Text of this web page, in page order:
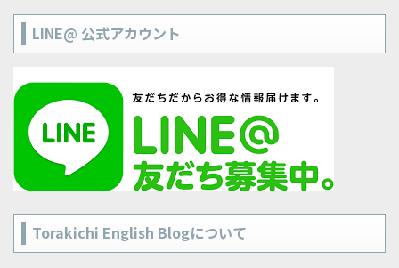
LINE@ 公式アカウント
Torakichi English Blogについて